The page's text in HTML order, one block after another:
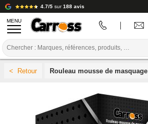
4.7/5 sur188 avis
MENU
PREPARATION / PEINTURE / FINITION
Rouleau mousse de masquage